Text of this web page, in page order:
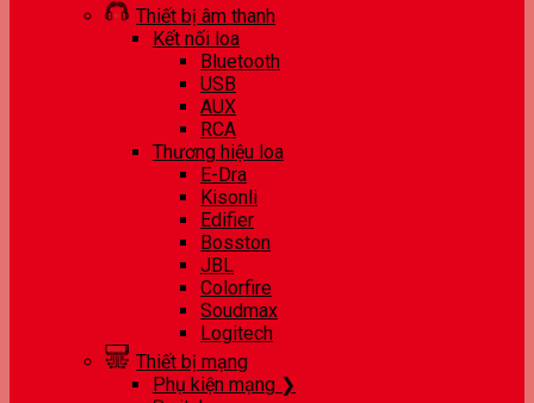
Thiết bị âm thanh
Kết nối loa
Bluetooth
USB
AUX
RCA
Thương hiệu loa
E-Dra
Kisonli
Edifier
Bosston
JBL
Colorfire
Soudmax
Logitech
Thiết bị mạng
Phụ kiện mạng ❯